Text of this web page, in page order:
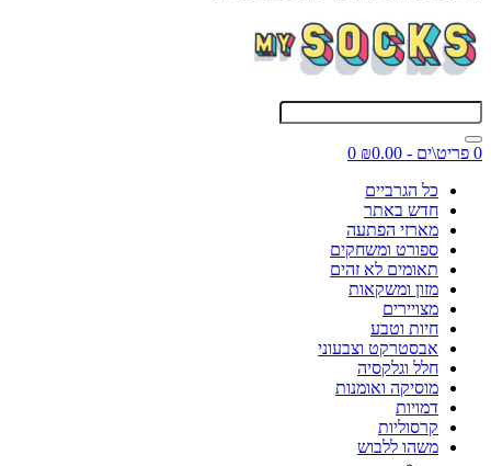
0 פריט\ים - ₪0.00
0
כל הגרביים
חדש באתר
מארזי הפתעה
ספורט ומשחקים
תאומים לא זהים
מזון ומשקאות
מצויירים
חיות וטבע
אבסטרקט וצבעוני
חלל וגלקסיה
מוסיקה ואומנות
דמויות
קרסוליות
משהו ללבוש